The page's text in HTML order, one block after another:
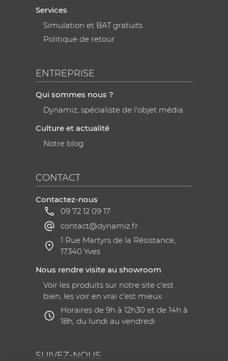
Services
Simulation et BAT gratuits
Politique de retour
ENTREPRISE
Qui sommes nous ?
Dynamiz, spécialiste de l'objet média
Culture et actualité
Notre blog
CONTACT
Contactez-nous
09 72 12 09 17
contact@dynamiz.fr
1 Rue Martyrs de la Résistance,
17340 Yves
Nous rendre visite au showroom
Voir les produits sur notre site c'est
bien, les voir en vrai c'est mieux.
Horaires de 9h à 12h30 et de 14h à
18h, du lundi au vendredi
SUIVEZ-NOUS